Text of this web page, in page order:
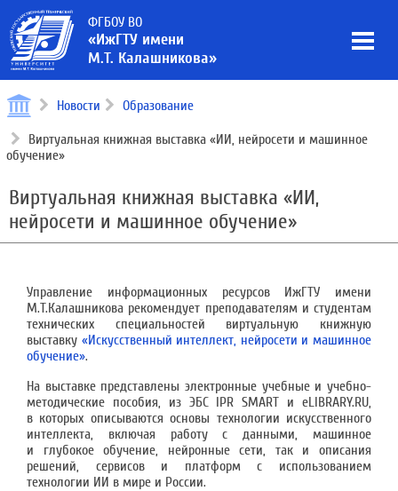
ФГБОУ ВО
«ИжГТУ имени
М.Т. Калашникова»
Новости Образование
Виртуальная книжная выставка «ИИ, нейросети и машинное
обучение»
Виртуальная книжная выставка «ИИ,
нейросети и машинное обучение»
Управление информационных ресурсов ИжГТУ имени
М.Т.Калашникова рекомендует преподавателям и студентам
технических специальностей виртуальную книжную
выставку «Искусственный интеллект, нейросети и машинное
обучение».
На выставке представлены электронные учебные и учебно-
методические пособия, из ЭБС IPR SMART и eLIBRARY.RU,
в которых описываются основы технологии искусственного
интеллекта, включая работу с данными, машинное
и глубокое обучение, нейронные сети, так и описания
решений, сервисов и платформ с использованием
технологии ИИ в мире и России.